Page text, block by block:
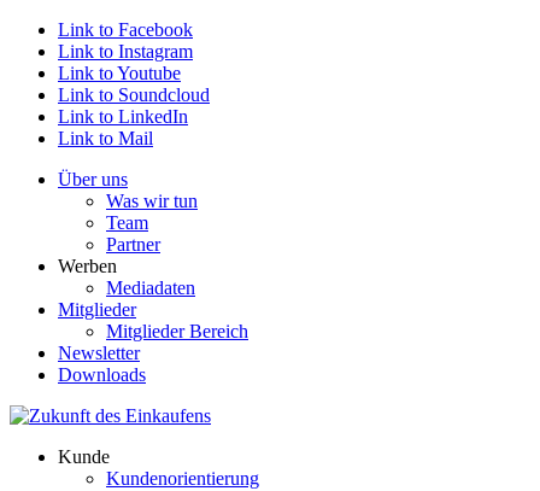
Link to Facebook
Link to Instagram
Link to Youtube
Link to Soundcloud
Link to LinkedIn
Link to Mail
Über uns
Was wir tun
Team
Partner
Werben
Mediadaten
Mitglieder
Mitglieder Bereich
Newsletter
Downloads
Kunde
Kundenorientierung